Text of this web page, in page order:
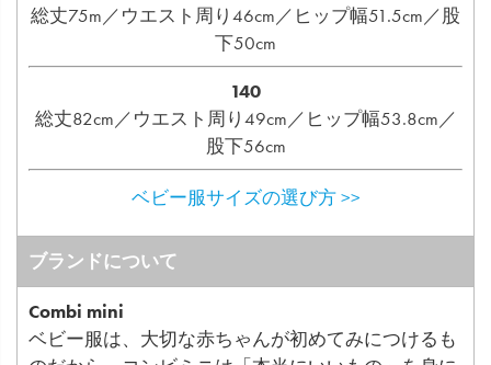
総丈75m／ウエスト周り46cm／ヒップ幅51.5cm／股
下50cm
140
総丈82cm／ウエスト周り49cm／ヒップ幅53.8cm／
股下56cm
ベビー服サイズの選び方 >>
ブランドについて
Combi mini
ベビー服は、大切な赤ちゃんが初めてみにつけるも